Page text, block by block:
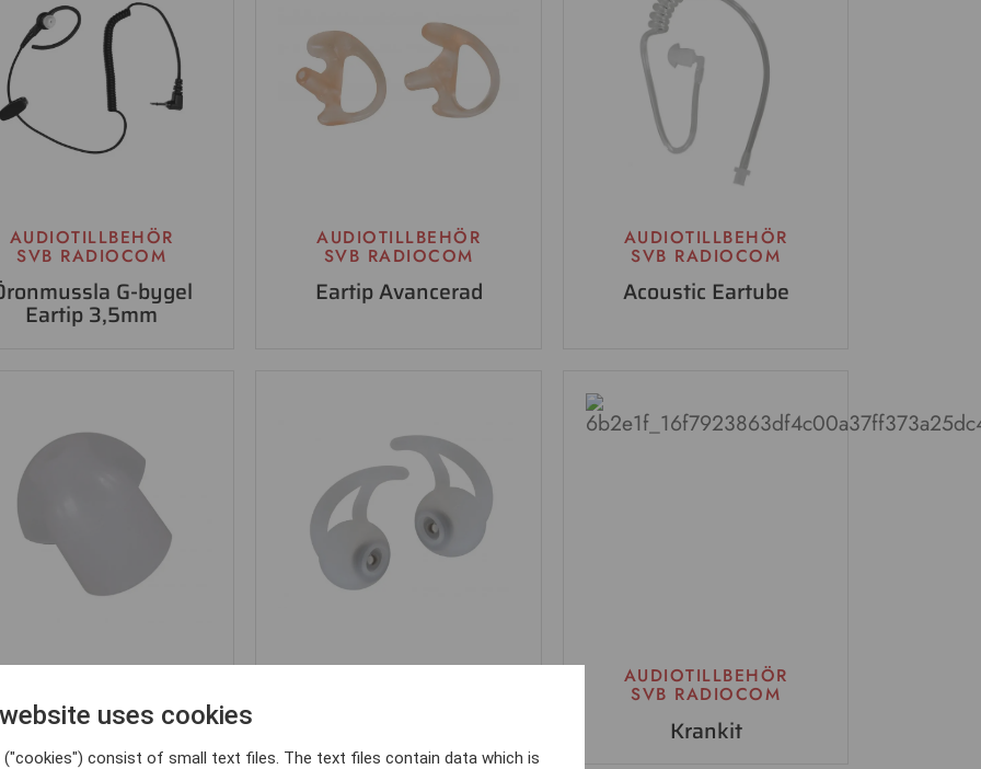
AUDIOTILLBEHÖR
SVB RADIOCOM
G-bygel
Eartip 3,5mm
AUDIOTILLBEHÖR
SVB RADIOCOM
Eartip Avancerad
AUDIOTILLBEHÖR
SVB RADIOCOM
Acoustic Eartube
Eartip Medium
AUDIOTILLBEHÖR
SVB RADIOCOM
Krankit
uses cookies
("cookies") consist of small text files. The text files contain data which is